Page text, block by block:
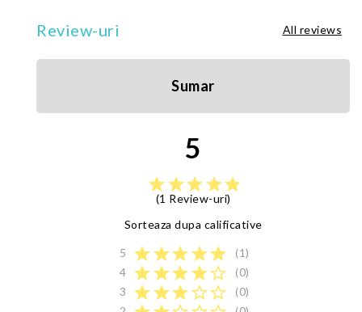
Review-uri All reviews
Sumar
5
starstarstarstarstar
(1 Review-uri)
Sorteaza dupa calificative
5 starstarstarstarstar
(1)
4 starstarstarstarstar_border
(0)
3
starstarstarstar_borderstar_border
(0)